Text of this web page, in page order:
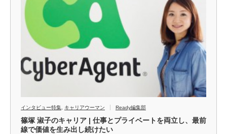
インタビュー特集 キャリアウーマン Ready編集部
篠塚 淑子のキャリア | 仕事とプライベートを両立し、最前
線で価値を生み出し続けたい